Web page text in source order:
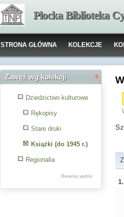
Płocka Biblioteka
STRONA GŁÓWNA KOLEKCJE
Zawęź wg kolekcji
Dziedzictwo kulturowe
Rękopisy
Stare druki
Książki (do 1945 r.)
Regionalia
Resetuj wybór